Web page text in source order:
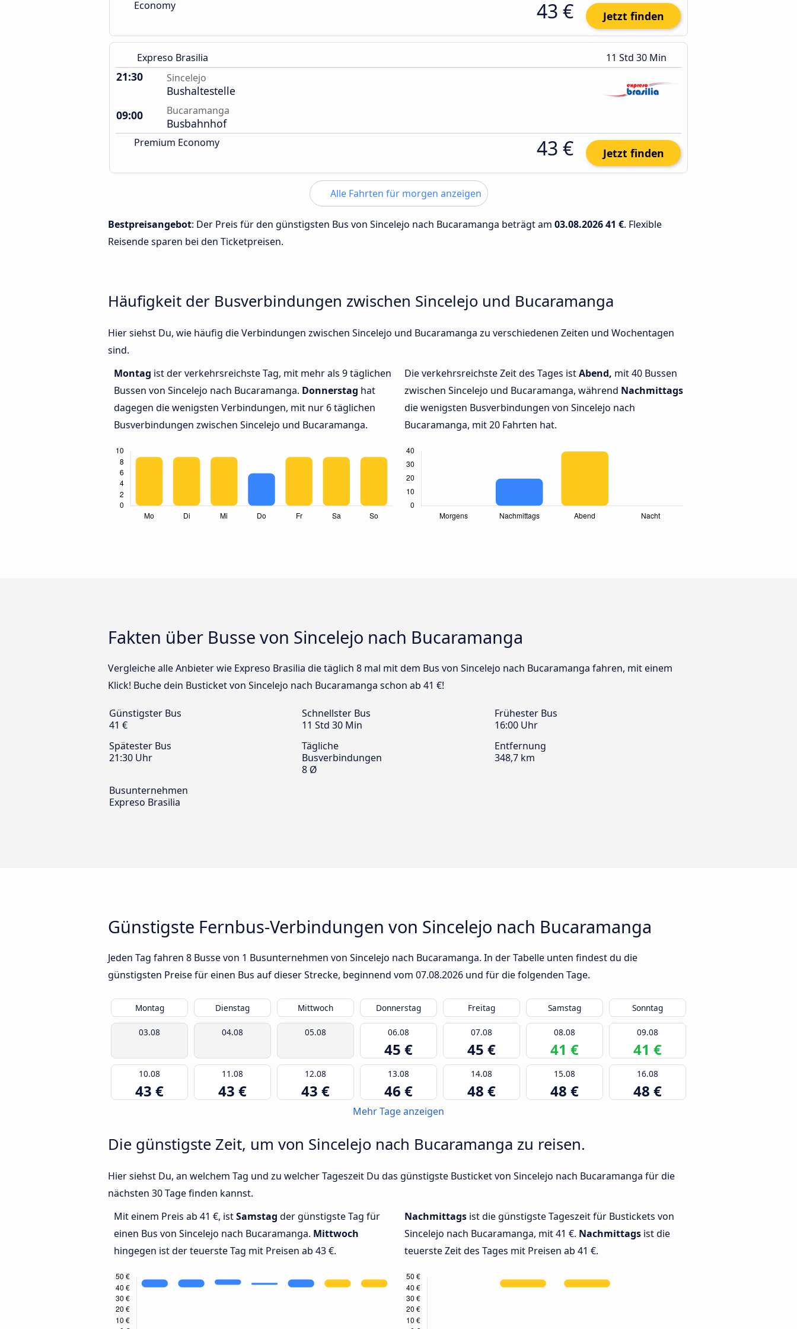
Economy 43 € Jetzt finden
Expreso Brasilia 11 Std 30 Min
21:30 Sincelejo
Bushaltestelle
09:00
Bucaramanga
Busbahnhof
Premium Economy 43 € Jetzt finden
Alle Fahrten für morgen anzeigen
Bestpreisangebot: Der Preis für den günstigsten Bus von Sincelejo nach Bucaramanga beträgt am 03.08.202641 €. Flexible
Reisende sparen bei den Ticketpreisen.
Häufigkeit der Busverbindungen zwischen Sincelejo und Bucaramanga
Hier siehst Du, wie häufig die Verbindungen zwischen Sincelejo und Bucaramanga zu verschiedenen Zeiten und Wochentagen
sind.
Montag ist der verkehrsreichste Tag, mit mehr als 9 täglichen
Bussen von Sincelejo nach Bucaramanga. Donnerstag hat
dagegen die wenigsten Verbindungen, mit nur 6 täglichen
Busverbindungen zwischen Sincelejo und Bucaramanga.
Die verkehrsreichste Zeit des Tages istAbend, mit 40 Bussen
zwischen Sincelejo und Bucaramanga, während Nachmittags
die wenigsten Busverbindungen von Sincelejo nach
Bucaramanga, mit 20 Fahrten hat.
Fakten über Busse von Sincelejo nach Bucaramanga
Vergleiche alle Anbieter wie Expreso Brasilia die täglich 8 mal mit dem Bus von Sincelejo nach Bucaramanga fahren, mit einem
Klick! Buche dein Busticket von Sincelejo nach Bucaramanga schon ab 41 €!
Günstigster Bus
41 €
Schnellster Bus
11 Std 30 Min
Frühester Bus
16:00 Uhr
Spätester Bus
21:30 Uhr
Tägliche
Busverbindungen
8 Ø
Entfernung
348,7 km
Busunternehmen
Expreso Brasilia
Günstigste Fernbus-Verbindungen von Sincelejo nach Bucaramanga
Jeden Tag fahren 8 Busse von 1 Busunternehmen von Sincelejo nach Bucaramanga. In der Tabelle unten findest du die
günstigsten Preise für einen Bus auf dieser Strecke, beginnend vom 07.08.2026 und für die folgenden Tage.
Montag Dienstag Mittwoch Donnerstag Freitag Samstag Sonntag
03.08 04.08 05.08 06.08
45 €
07.08
45 €
08.08
41 €
09.08
41 €
10.08
43 €
11.08
43 €
12.08
43 €
13.08
46 €
14.08
48 €
15.08
48 €
16.08
48 €
Mehr Tage anzeigen
Die günstigste Zeit, um von Sincelejo nach Bucaramanga zu reisen.
Hier siehst Du, an welchem Tag und zu welcher Tageszeit Du das günstigste Busticket von Sincelejo nach Bucaramanga für die
nächsten 30 Tage finden kannst.
Mit einem Preis ab 41 €, istSamstag der günstigste Tag für
einen Bus von Sincelejo nach Bucaramanga. Mittwoch
hingegen ist der teuerste Tag mit Preisen ab 43 €.
Nachmittags ist die günstigste Tageszeit für Bustickets von
Sincelejo nach Bucaramanga, mit 41 €. Nachmittags ist die
teuerste Zeit des Tages mit Preisen ab 41 €.